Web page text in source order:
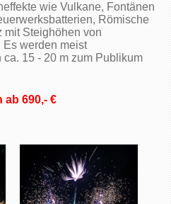
wie Vulkane, Fontänen
Römische
mit Steighöhen von
Es werden meist
15 - 20 m zum Publikum
ab 690,- €